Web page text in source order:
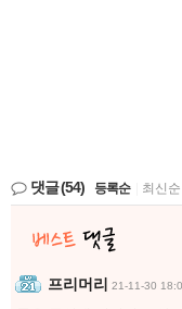
댓글(54) 등록순 최신순
프리머리 21-11-30